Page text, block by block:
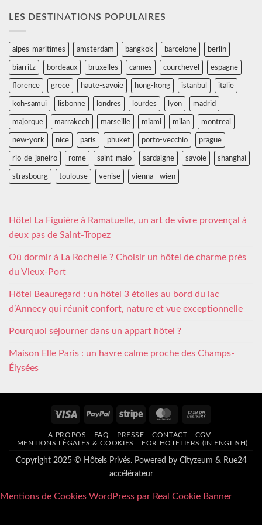
LES DESTINATIONS POPULAIRES
alpes-maritimes amsterdam bangkok barcelone berlin
biarritz bordeaux bruxelles cannes courchevel espagne
florence grece haute-savoie hong-kong istanbul italie
koh-samui lisbonne londres lourdes lyon madrid
majorque marrakech marseille miami milan montreal
new-york nice paris phuket porto-vecchio prague
rio-de-janeiro rome saint-malo sardaigne savoie shanghai
strasbourg toulouse venise vienna - wien
Hôtel La Figuière à Ramatuelle, un art de vivre provençal à
deux pas de Saint-Tropez
Où dormir à La Rochelle ? Choisir un hôtel de charme près
du Vieux-Port
Hôtel Beauregard : un hôtel 3 étoiles au bord du lac
d’Annecy qui réunit confort, nature et vue exceptionnelle
Pourquoi séjourner dans un appart hôtel ?
Maison Elle Paris : un havre calme proche des Champs-
Élysées
Visa PayPal Stripe MasterCard
Delivery
A PROPOS FAQ PRESSE CONTACT
CGV
MENTIONS LÉGALES & COOKIES
FOR HOTELIERS (IN ENGLISH)
Copyright 2025 © Hôtels Privés. Powered by Cityzeum & Rue24
accélérateur
Mentions de Cookies WordPress par Real Cookie Banner